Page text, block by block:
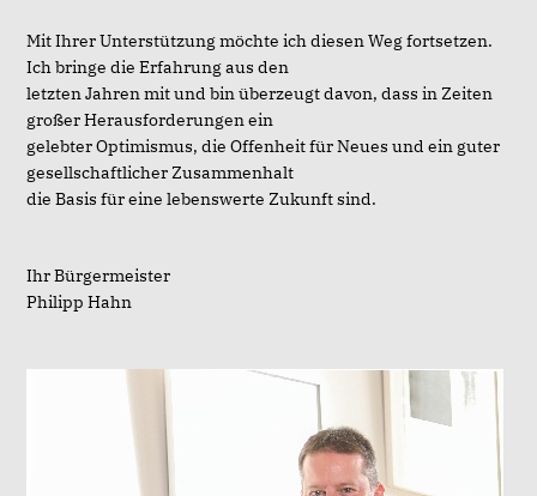
Mit Ihrer Unterstützung möchte ich diesen Weg fortsetzen.
Ich bringe die Erfahrung aus den
letzten Jahren mit und bin überzeugt davon, dass in Zeiten
großer Herausforderungen ein
gelebter Optimismus, die Offenheit für Neues und ein guter
gesellschaftlicher Zusammenhalt
die Basis für eine lebenswerte Zukunft sind.
Ihr Bürgermeister
Philipp Hahn